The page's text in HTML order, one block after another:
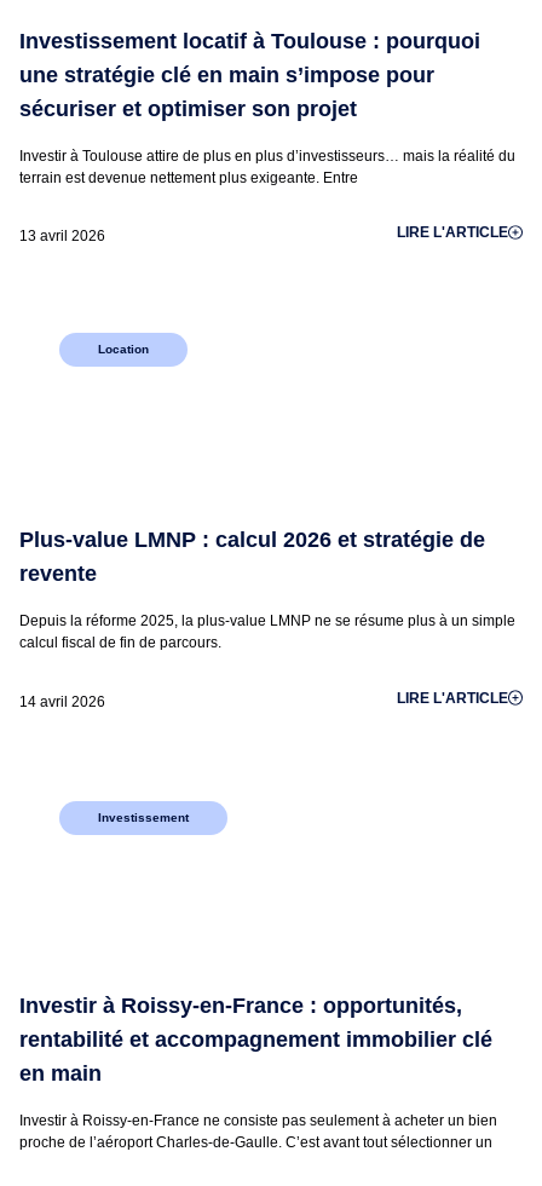
Investissement locatif à Toulouse : pourquoi
une stratégie clé en main s’impose pour
sécuriser et optimiser son projet
Investir à Toulouse attire de plus en plus d’investisseurs… mais la réalité du
terrain est devenue nettement plus exigeante. Entre
13 avril 2026 LIRE L'ARTICLE
Location
Plus-value LMNP : calcul 2026 et stratégie de
revente
Depuis la réforme 2025, la plus-value LMNP ne se résume plus à un simple
calcul fiscal de fin de parcours.
14 avril 2026 LIRE L'ARTICLE
Investissement
Investir à Roissy-en-France : opportunités,
rentabilité et accompagnement immobilier clé
en main
Investir à Roissy-en-France ne consiste pas seulement à acheter un bien
proche de l’aéroport Charles-de-Gaulle. C’est avant tout sélectionner un